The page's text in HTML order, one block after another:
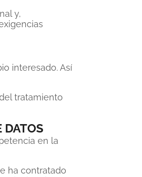
y,
interesado. Así
tratamiento
DATOS
en la
ha contratado